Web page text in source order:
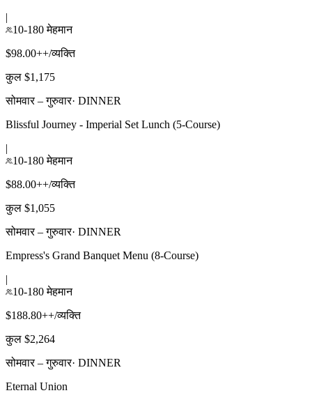
|
10-180 मेहमान
$98.00++/व्यक्ति
कुल $1,175
सोमवार – गुरुवार· DINNER
Blissful Journey - Imperial Set Lunch (5-Course)
|
10-180 मेहमान
$88.00++/व्यक्ति
कुल $1,055
सोमवार – गुरुवार· DINNER
Empress's Grand Banquet Menu (8-Course)
|
10-180 मेहमान
$188.80++/व्यक्ति
कुल $2,264
सोमवार – गुरुवार· DINNER
Eternal Union